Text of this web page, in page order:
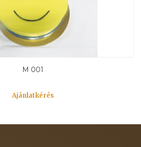
M 001
Ajánlatkérés